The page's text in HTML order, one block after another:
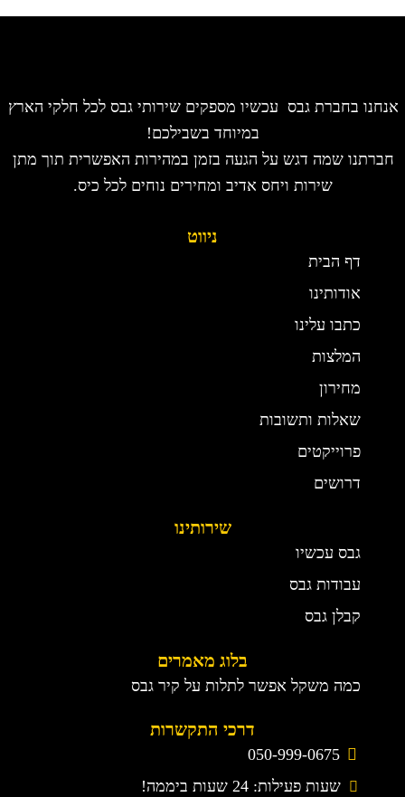
אנחנו בחברת גבס עכשיו מספקים שירותי גבס לכל חלקי הארץ
במיוחד בשבילכם!
חברתנו שמה דגש על הגעה בזמן במהירות האפשרית תוך מתן
שירות ויחס אדיב ומחירים נוחים לכל כיס.
ניווט
דף הבית
אודותינו
כתבו עלינו
המלצות
מחירון
שאלות ותשובות
פרוייקטים
דרושים
שירותינו
גבס עכשיו
עבודות גבס
קבלן גבס
בלוג מאמרים
כמה משקל אפשר לתלות על קיר גבס
דרכי התקשרות
050-999-0675
שעות פעילות: 24 שעות ביממה!